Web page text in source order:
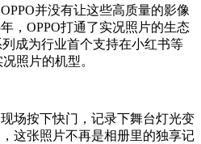
并没有让这些高质量的影像
，OPPO打通了实况照片的生态
成为行业首个支持在小红书等
照片的机型。
场按下快门，记录下舞台灯光变
这张照片不再是相册里的独享记